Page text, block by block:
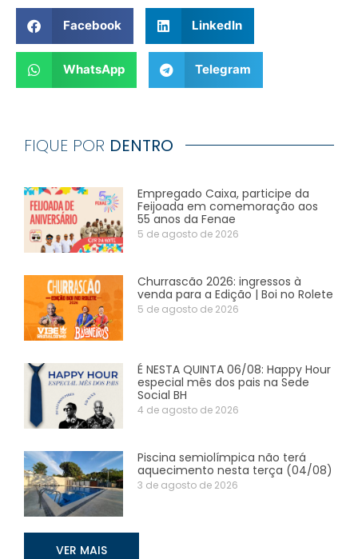
Facebook LinkedIn
WhatsApp Telegram
FIQUE POR DENTRO
Empregado Caixa, participe da
Feijoada em comemoração aos
55 anos da Fenae
5 de agosto de 2026
Churrascão 2026: ingressos à
venda para a Edição | Boi no Rolete
5 de agosto de 2026
É NESTA QUINTA 06/08: Happy Hour
especial mês dos pais na Sede
Social BH
4 de agosto de 2026
Piscina semiolímpica não terá
aquecimento nesta terça (04/08)
3 de agosto de 2026
VER MAIS